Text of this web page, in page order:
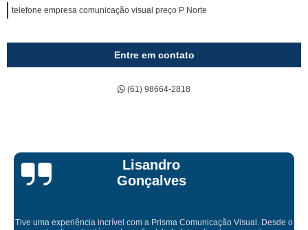
telefone empresa comunicação visual preço P Norte
Entre em contato
(61) 98664-2818
Lisandro
Gonçalves
Tive uma experiência incrível com a Prisma Comunicação Visual. Desde o